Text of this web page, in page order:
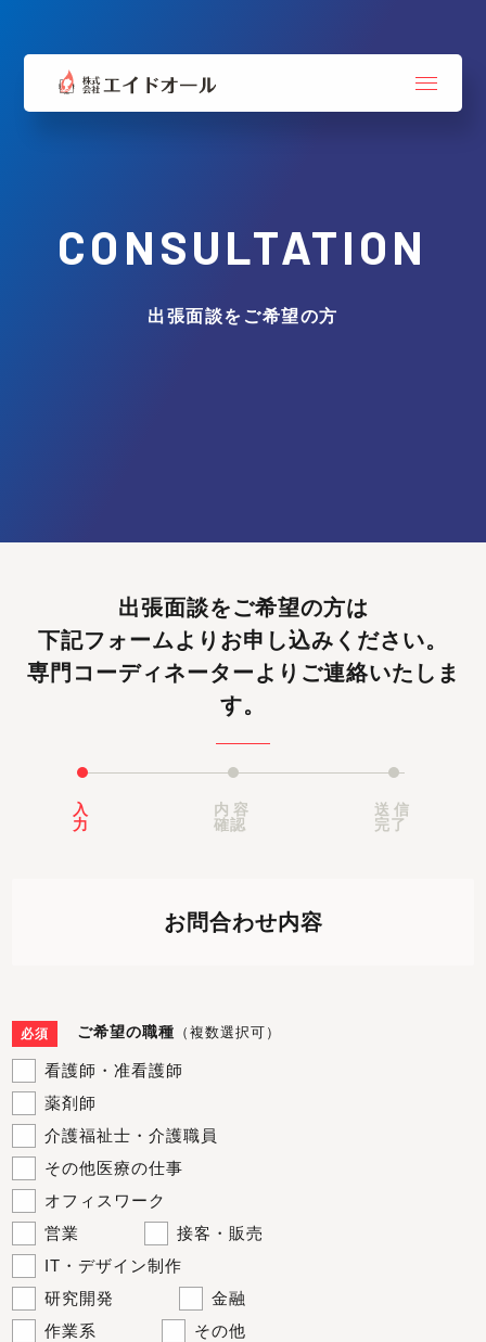
CONSULTATION
出張面談をご希望の方
出張面談をご希望の方は
下記フォームよりお申し込みください。
専門コーディネーターよりご連絡いたしま
す。
入
力
内容
確認
送信
完了
お問合わせ内容
必須 ご希望の職種 （複数選択可）
看護師・准看護師
薬剤師
介護福祉士・介護職員
その他医療の仕事
オフィスワーク
営業
接客・販売
IT・デザイン制作
研究開発
金融
作業系
その他